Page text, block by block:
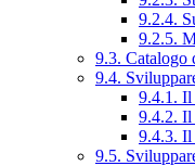
9.2.4.
9.2.5.
9.3. Catalogo
9.4.
9.4.1. Il
9.4.2. Il
9.4.3.
9.5.